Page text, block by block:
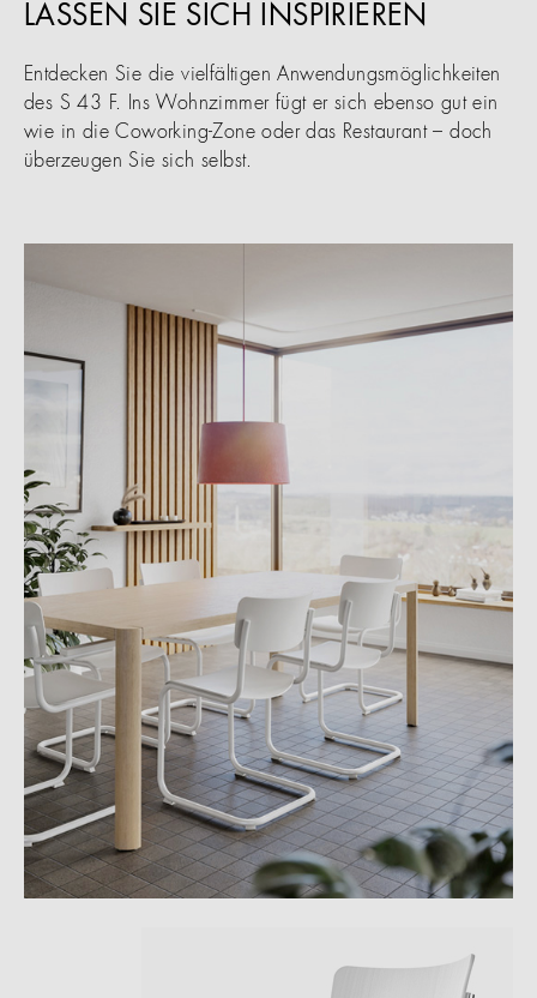
LASSEN SIE SICH INSPIRIEREN
Entdecken Sie die vielfältigen Anwendungsmöglichkeiten
des S 43 F. Ins Wohnzimmer fügt er sich ebenso gut ein
wie in die Coworking-Zone oder das Restaurant – doch
überzeugen Sie sich selbst.